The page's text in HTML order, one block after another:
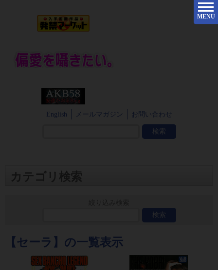
English メールマガジン お問い合わせ
MENU
カテゴリ検索
【セーラ】の一覧表示